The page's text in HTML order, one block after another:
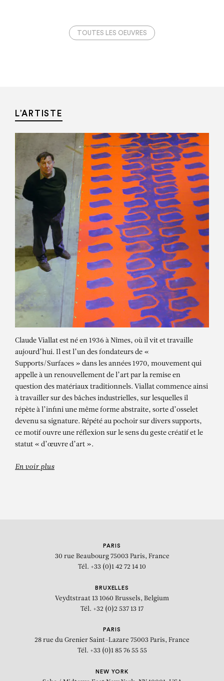
TOUTES LES OEUVRES
L’ARTISTE
Claude Viallat est né en 1936 à Nîmes, où il vit et travaille
aujourd’hui. Il est l’un des fondateurs de «
Supports/Surfaces » dans les années 1970, mouvement qui
appelle à un renouvellement de l’art par la remise en
question des matériaux traditionnels. Viallat commence ainsi
à travailler sur des bâches industrielles, sur lesquelles il
répète à l’infini une même forme abstraite, sorte d’osselet
devenu sa signature. Répété au pochoir sur divers supports,
ce motif ouvre une réflexion sur le sens du geste créatif et le
statut « d’œuvre d’art ».
En voir plus
PARIS
30 rue Beaubourg 75003 Paris, France
Tél. +33 (0)1 42 72 14 10
BRUXELLES
Veydtstraat 13 1060 Brussels, Belgium
Tél. +32 (0)2 537 13 17
PARIS
28 rue du Grenier Saint-Lazare 75003 Paris, France
Tél. +33 (0)1 85 76 55 55
NEW YORK